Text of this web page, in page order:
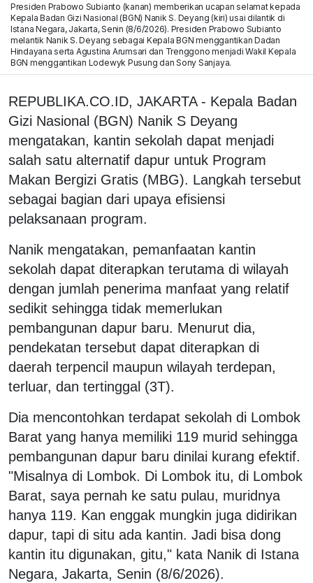
Presiden Prabowo Subianto (kanan) memberikan ucapan selamat kepada
Kepala Badan Gizi Nasional (BGN) Nanik S. Deyang (kiri) usai dilantik di
Istana Negara, Jakarta, Senin (8/6/2026). Presiden Prabowo Subianto
melantik Nanik S. Deyang sebagai Kepala BGN menggantikan Dadan
Hindayana serta Agustina Arumsari dan Trenggono menjadi Wakil Kepala
BGN menggantikan Lodewyk Pusung dan Sony Sanjaya.
REPUBLIKA.CO.ID, JAKARTA - Kepala Badan
Gizi Nasional (BGN) Nanik S Deyang
mengatakan, kantin sekolah dapat menjadi
salah satu alternatif dapur untuk Program
Makan Bergizi Gratis (MBG). Langkah tersebut
sebagai bagian dari upaya efisiensi
pelaksanaan program.
Nanik mengatakan, pemanfaatan kantin
sekolah dapat diterapkan terutama di wilayah
dengan jumlah penerima manfaat yang relatif
sedikit sehingga tidak memerlukan
pembangunan dapur baru. Menurut dia,
pendekatan tersebut dapat diterapkan di
daerah terpencil maupun wilayah terdepan,
terluar, dan tertinggal (3T).
Dia mencontohkan terdapat sekolah di Lombok
Barat yang hanya memiliki 119 murid sehingga
pembangunan dapur baru dinilai kurang efektif.
"Misalnya di Lombok. Di Lombok itu, di Lombok
Barat, saya pernah ke satu pulau, muridnya
hanya 119. Kan enggak mungkin juga didirikan
dapur, tapi di situ ada kantin. Jadi bisa dong
kantin itu digunakan, gitu," kata Nanik di Istana
Negara, Jakarta, Senin (8/6/2026).